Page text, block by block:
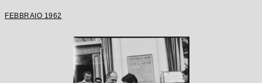
FEBBRAIO 1962